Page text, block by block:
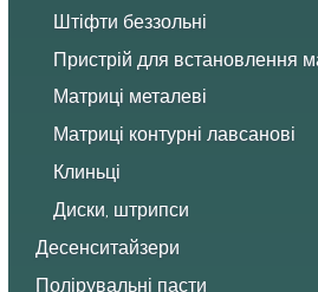
Штіфти беззольні
Пристрій для встановлення
Матриці металеві
Матриці контурні лавсанові
Клиньці
Диски, штрипси
Десенситайзери
Полірувальні пасти